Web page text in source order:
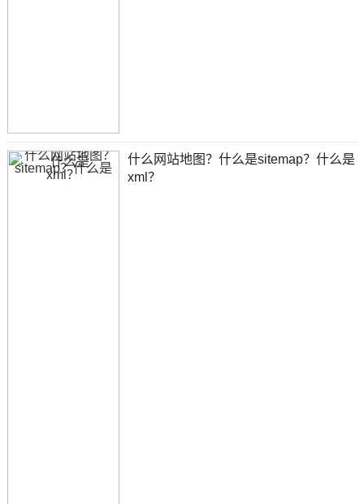
什么网站地图？什么是sitemap？什么是
xml？